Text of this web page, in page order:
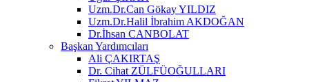
Uzm.Dr.Can Gökay YILDIZ
Uzm.Dr.Halil İbrahim AKDOĞAN
Dr.İhsan CANBOLAT
Başkan Yardımcıları
Ali ÇAKIRTAŞ
Dr. Cihat ZÜLFÜOĞULLARI